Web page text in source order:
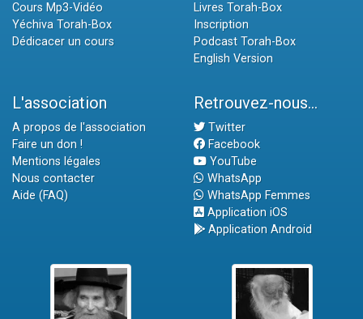
Cours Mp3-Vidéo
Yéchiva Torah-Box
Dédicacer un cours
Livres Torah-Box
Inscription
Podcast Torah-Box
English Version
L'association
A propos de l'association
Faire un don !
Mentions légales
Nous contacter
Aide (FAQ)
Retrouvez-nous...
Twitter
Facebook
YouTube
WhatsApp
WhatsApp Femmes
Application iOS
Application Android